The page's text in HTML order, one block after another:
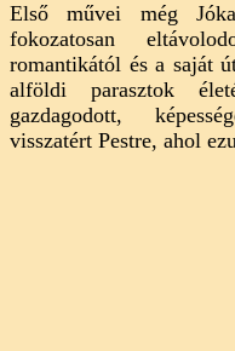
Első művei még
fokozatosan
romantikától és a saját
alföldi parasztok
gazdagodott,
visszatért Pestre, ahol